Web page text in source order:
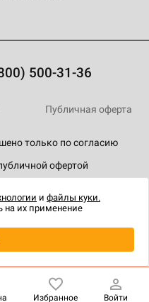
490 ₽
500-31-36
только по согласию
офертой
Публичная оферта
Избранное Войти
и файлы куки.
на их применение